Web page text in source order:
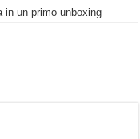
e fa tutto lui! (Senza
in un primo unboxing